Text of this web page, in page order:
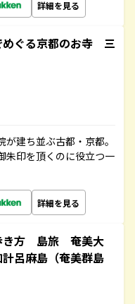
詳細を見る
ぐる京都のお寺 三
建ち並ぶ古都・京都。
朱印を頂くのに役立つ一
詳細を見る
き方 島旅 奄美大
呂麻島（奄美群島